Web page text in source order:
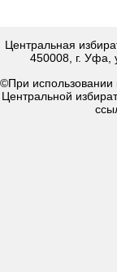
Центральная
450008, г. Уфа,
©При
Центральной